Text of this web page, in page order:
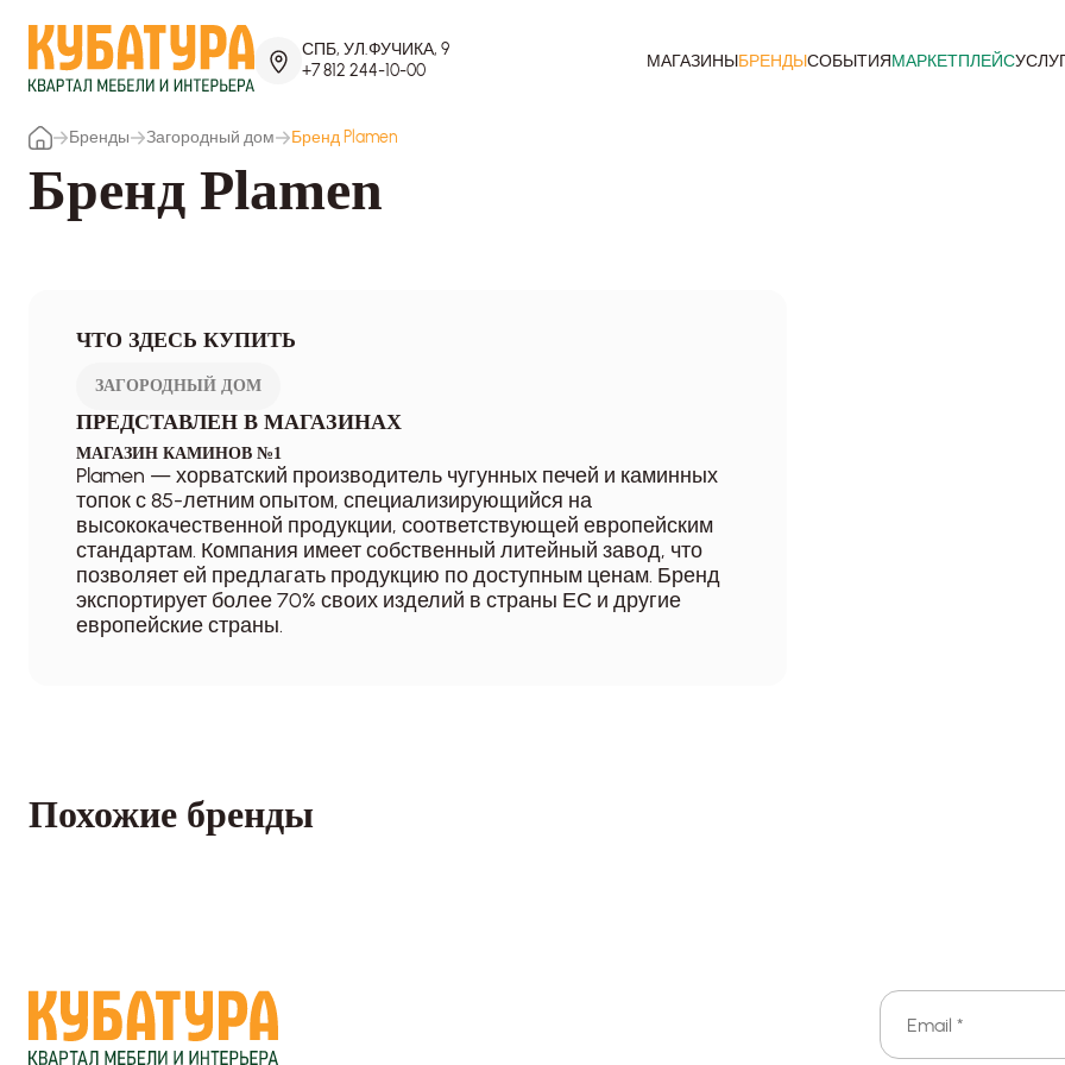
СПБ, УЛ.ФУЧИКА, 9
+7 812 244-10-00
МАГАЗИНЫБРЕНДЫСОБЫТИЯМАРКЕТПЛЕЙС
Бренды Загородный дом Бренд Plamen
Бренд Plamen
ЧТО ЗДЕСЬ КУПИТЬ
ЗАГОРОДНЫЙ ДОМ
ПРЕДСТАВЛЕН В МАГАЗИНАХ
МАГАЗИН КАМИНОВ №1
Plamen — хорватский производитель чугунных печей и каминных
топок с 85-летним опытом, специализирующийся на
высококачественной продукции, соответствующей европейским
стандартам. Компания имеет собственный литейный завод, что
позволяет ей предлагать продукцию по доступным ценам. Бренд
экспортирует более 70% своих изделий в страны ЕС и другие
европейские страны.
Похожие бренды